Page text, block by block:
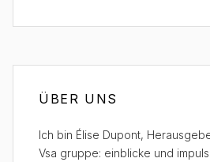
ÜBER UNS
Ich bin Élise Dupont,
Vsa gruppe: einblicke und